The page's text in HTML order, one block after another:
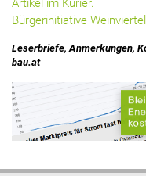
Artikel im Kurier.
Bürgerinitiative
Leserbriefe, Anmerkungen,
bau.at